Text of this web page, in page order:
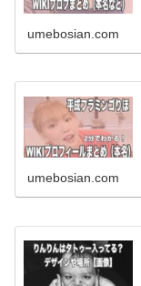
umebosian.com
umebosian.com